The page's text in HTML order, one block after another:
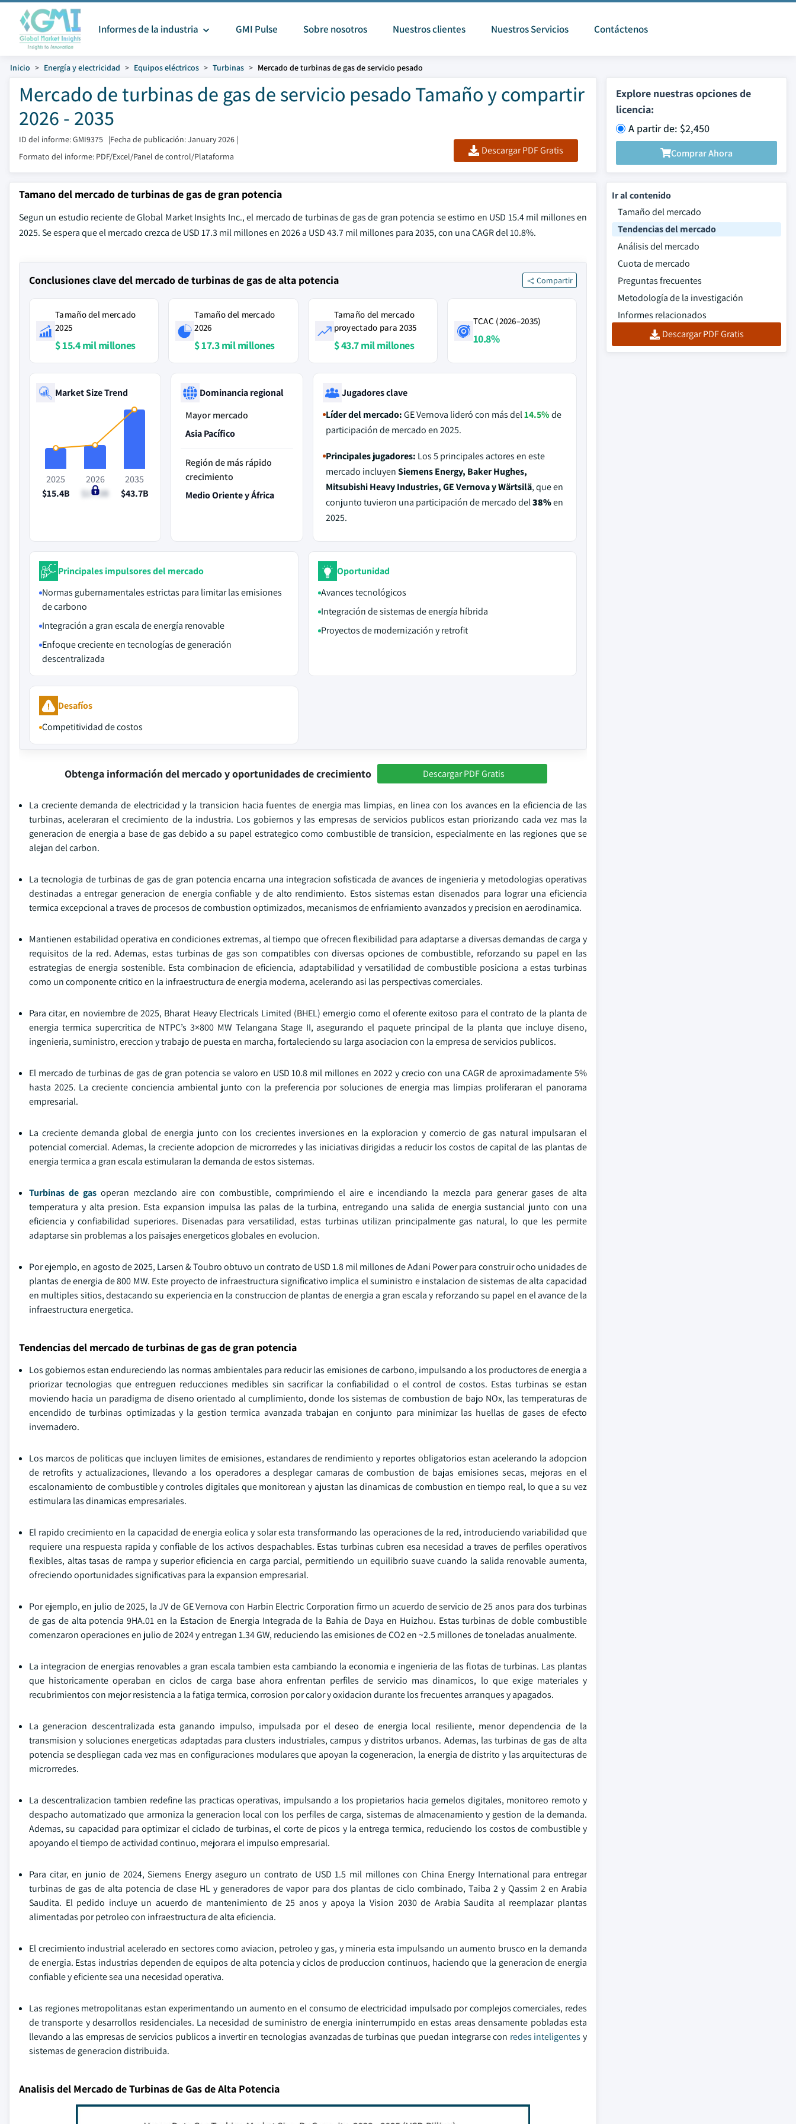
Informes de la industria GMI Pulse Sobre nosotros Nuestros clientes Nuestros Servicios Contáctenos
Inicio Energía y electricidad Equipos eléctricos Turbinas Mercado de turbinas de gas de servicio pesado
Mercado de turbinas de gas de servicio pesado Tamaño y compartir
2026 - 2035
ID del informe: GMI9375 |Fecha de publicación: January 2026 |
Formato del informe: PDF/Excel/Panel de control/Plataforma
Descargar PDF Gratis
Explore nuestras opciones de
licencia:
A partir de: $2,450
Comprar Ahora
Tamano del mercado de turbinas de gas de gran potencia
Segun un estudio reciente de Global Market Insights Inc., el mercado de turbinas de gas de gran potencia se estimo en USD 15.4 mil millones en
2025. Se espera que el mercado crezca de USD 17.3 mil millones en 2026 a USD 43.7 mil millones para 2035, con una CAGR del 10.8%.
Conclusiones clave del mercado de turbinas de gas de alta potencia Compartir
Tamaño del mercado
2025
$ 15.4 mil millones
Tamaño del mercado
2026
$ 17.3 mil millones
Tamaño del mercado
proyectado para 2035
$ 43.7 mil millones
TCAC (2026–2035)
10.8%
Market Size Trend
2025
$15.4B
2026
$17.3B
2035
$43.7B
Dominancia regional
Mayor mercado
Asia Pacífico
Región de más rápido
crecimiento
Medio Oriente y África
Jugadores clave
Líder del mercado:GE Vernova lideró con más del14.5%de
participación de mercado en 2025.
Principales jugadores: Los 5 principales actores en este
mercado incluyenSiemens Energy, Baker Hughes,
Mitsubishi Heavy Industries, GE Vernova y Wärtsilä, que en
conjunto tuvieron una participación de mercado del38%en
2025.
Principales impulsores del mercado
Normas gubernamentales estrictas para limitar las emisiones
de carbono
Integración a gran escala de energía renovable
Enfoque creciente en tecnologías de generación
descentralizada
Oportunidad
Avances tecnológicos
Integración de sistemas de energía híbrida
Proyectos de modernización y retrofit
Desafíos
Competitividad de costos
Obtenga información del mercado y oportunidades de crecimiento Descargar PDF Gratis
La creciente demanda de electricidad y la transicion hacia fuentes de energia mas limpias, en linea con los avances en la eficiencia de las
turbinas, aceleraran el crecimiento de la industria. Los gobiernos y las empresas de servicios publicos estan priorizando cada vez mas la
generacion de energia a base de gas debido a su papel estrategico como combustible de transicion, especialmente en las regiones que se
alejan del carbon.
La tecnologia de turbinas de gas de gran potencia encarna una integracion sofisticada de avances de ingenieria y metodologias operativas
destinadas a entregar generacion de energia confiable y de alto rendimiento. Estos sistemas estan disenados para lograr una eficiencia
termica excepcional a traves de procesos de combustion optimizados, mecanismos de enfriamiento avanzados y precision en aerodinamica.
Mantienen estabilidad operativa en condiciones extremas, al tiempo que ofrecen flexibilidad para adaptarse a diversas demandas de carga y
requisitos de la red. Ademas, estas turbinas de gas son compatibles con diversas opciones de combustible, reforzando su papel en las
estrategias de energia sostenible. Esta combinacion de eficiencia, adaptabilidad y versatilidad de combustible posiciona a estas turbinas
como un componente critico en la infraestructura de energia moderna, acelerando asi las perspectivas comerciales.
Para citar, en noviembre de 2025, Bharat Heavy Electricals Limited (BHEL) emergio como el oferente exitoso para el contrato de la planta de
energia termica supercritica de NTPC’s 3×800 MW Telangana Stage II, asegurando el paquete principal de la planta que incluye diseno,
ingenieria, suministro, ereccion y trabajo de puesta en marcha, fortaleciendo su larga asociacion con la empresa de servicios publicos.
El mercado de turbinas de gas de gran potencia se valoro en USD 10.8 mil millones en 2022 y crecio con una CAGR de aproximadamente 5%
hasta 2025. La creciente conciencia ambiental junto con la preferencia por soluciones de energia mas limpias proliferaran el panorama
empresarial.
La creciente demanda global de energia junto con los crecientes inversiones en la exploracion y comercio de gas natural impulsaran el
potencial comercial. Ademas, la creciente adopcion de microrredes y las iniciativas dirigidas a reducir los costos de capital de las plantas de
energia termica a gran escala estimularan la demanda de estos sistemas.
Turbinas de gas operan mezclando aire con combustible, comprimiendo el aire e incendiando la mezcla para generar gases de alta
temperatura y alta presion. Esta expansion impulsa las palas de la turbina, entregando una salida de energia sustancial junto con una
eficiencia y confiabilidad superiores. Disenadas para versatilidad, estas turbinas utilizan principalmente gas natural, lo que les permite
adaptarse sin problemas a los paisajes energeticos globales en evolucion.
Por ejemplo, en agosto de 2025, Larsen & Toubro obtuvo un contrato de USD 1.8 mil millones de Adani Power para construir ocho unidades de
plantas de energia de 800 MW. Este proyecto de infraestructura significativo implica el suministro e instalacion de sistemas de alta capacidad
en multiples sitios, destacando su experiencia en la construccion de plantas de energia a gran escala y reforzando su papel en el avance de la
infraestructura energetica.
Tendencias del mercado de turbinas de gas de gran potencia
Los gobiernos estan endureciendo las normas ambientales para reducir las emisiones de carbono, impulsando a los productores de energia a
priorizar tecnologias que entreguen reducciones medibles sin sacrificar la confiabilidad o el control de costos. Estas turbinas se estan
moviendo hacia un paradigma de diseno orientado al cumplimiento, donde los sistemas de combustion de bajo NOx, las temperaturas de
encendido de turbinas optimizadas y la gestion termica avanzada trabajan en conjunto para minimizar las huellas de gases de efecto
invernadero.
Los marcos de politicas que incluyen limites de emisiones, estandares de rendimiento y reportes obligatorios estan acelerando la adopcion
de retrofits y actualizaciones, llevando a los operadores a desplegar camaras de combustion de bajas emisiones secas, mejoras en el
escalonamiento de combustible y controles digitales que monitorean y ajustan las dinamicas de combustion en tiempo real, lo que a su vez
estimulara las dinamicas empresariales.
El rapido crecimiento en la capacidad de energia eolica y solar esta transformando las operaciones de la red, introduciendo variabilidad que
requiere una respuesta rapida y confiable de los activos despachables. Estas turbinas cubren esa necesidad a traves de perfiles operativos
flexibles, altas tasas de rampa y superior eficiencia en carga parcial, permitiendo un equilibrio suave cuando la salida renovable aumenta,
ofreciendo oportunidades significativas para la expansion empresarial.
Por ejemplo, en julio de 2025, la JV de GE Vernova con Harbin Electric Corporation firmo un acuerdo de servicio de 25 anos para dos turbinas
de gas de alta potencia 9HA.01 en la Estacion de Energia Integrada de la Bahia de Daya en Huizhou. Estas turbinas de doble combustible
comenzaron operaciones en julio de 2024 y entregan 1.34 GW, reduciendo las emisiones de CO2 en ~2.5 millones de toneladas anualmente.
La integracion de energias renovables a gran escala tambien esta cambiando la economia e ingenieria de las flotas de turbinas. Las plantas
que historicamente operaban en ciclos de carga base ahora enfrentan perfiles de servicio mas dinamicos, lo que exige materiales y
recubrimientos con mejor resistencia a la fatiga termica, corrosion por calor y oxidacion durante los frecuentes arranques y apagados.
La generacion descentralizada esta ganando impulso, impulsada por el deseo de energia local resiliente, menor dependencia de la
transmision y soluciones energeticas adaptadas para clusters industriales, campus y distritos urbanos. Ademas, las turbinas de gas de alta
potencia se despliegan cada vez mas en configuraciones modulares que apoyan la cogeneracion, la energia de distrito y las arquitecturas de
microrredes.
La descentralizacion tambien redefine las practicas operativas, impulsando a los propietarios hacia gemelos digitales, monitoreo remoto y
despacho automatizado que armoniza la generacion local con los perfiles de carga, sistemas de almacenamiento y gestion de la demanda.
Ademas, su capacidad para optimizar el ciclado de turbinas, el corte de picos y la entrega termica, reduciendo los costos de combustible y
apoyando el tiempo de actividad continuo, mejorara el impulso empresarial.
Para citar, en junio de 2024, Siemens Energy aseguro un contrato de USD 1.5 mil millones con China Energy International para entregar
turbinas de gas de alta potencia de clase HL y generadores de vapor para dos plantas de ciclo combinado, Taiba 2 y Qassim 2 en Arabia
Saudita. El pedido incluye un acuerdo de mantenimiento de 25 anos y apoya la Vision 2030 de Arabia Saudita al reemplazar plantas
alimentadas por petroleo con infraestructura de alta eficiencia.
El crecimiento industrial acelerado en sectores como aviacion, petroleo y gas, y mineria esta impulsando un aumento brusco en la demanda
de energia. Estas industrias dependen de equipos de alta potencia y ciclos de produccion continuos, haciendo que la generacion de energia
confiable y eficiente sea una necesidad operativa.
Las regiones metropolitanas estan experimentando un aumento en el consumo de electricidad impulsado por complejos comerciales, redes
de transporte y desarrollos residenciales. La necesidad de suministro de energia ininterrumpido en estas areas densamente pobladas esta
llevando a las empresas de servicios publicos a invertir en tecnologias avanzadas de turbinas que puedan integrarse con redes inteligentes y
sistemas de generacion distribuida.
Analisis del Mercado de Turbinas de Gas de Alta Potencia
Ir al contenido
Tamaño del mercado
Tendencias del mercado
Análisis del mercado
Cuota de mercado
Preguntas frecuentes
Metodología de la investigación
Informes relacionados
Descargar PDF Gratis